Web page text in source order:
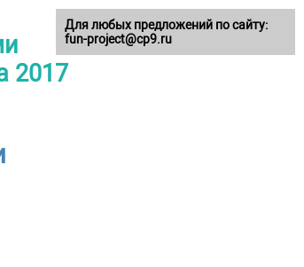
2017
Для любых предложений по сайту:
fun-project@cp9.ru